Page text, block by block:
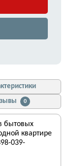
0
бытовых
квартире
039-